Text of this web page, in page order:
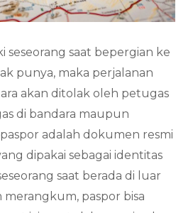
seseorang saat bepergian ke
punya, maka perjalanan
akan ditolak oleh petugas
di bandara maupun
adalah dokumen resmi
dipakai sebagai identitas
saat berada di luar
paspor bisa